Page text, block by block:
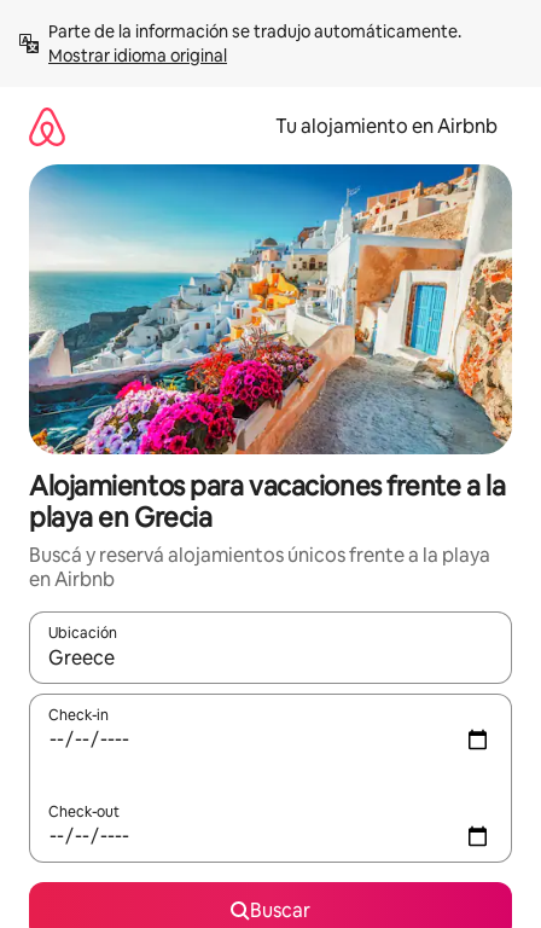
contenidoMostrar idioma original
Tu alojamiento en Airbnb
Alojamientos para vacaciones frente a la
playa en Grecia
Buscá y reservá alojamientos únicos frente a la playa
en Airbnb
Ubicación
Cuando los resultados estén disponibles, navegá con las
Check-in
Check-out
Buscar